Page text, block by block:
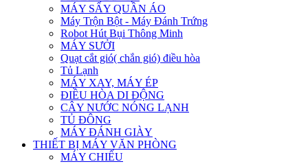
MÁY SẤY QUẦN ÁO
Máy Trộn Bột - Máy Đánh Trứng
Robot Hút Bụi Thông Minh
MÁY SƯỞI
Quạt cắt gió( chắn gió) điều hòa
Tủ Lạnh
MÁY XAY, MÁY ÉP
ĐIỀU HÒA DI ĐỘNG
CÂY NƯỚC NÓNG LẠNH
TỦ ĐÔNG
MÁY ĐÁNH GIÀY
THIẾT BỊ MÁY VĂN PHÒNG
MÁY CHIẾU